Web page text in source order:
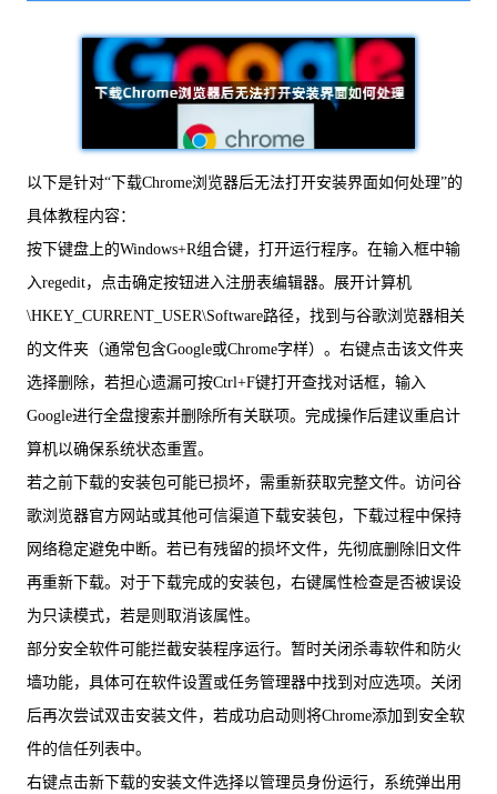
以下是针对“下载Chrome浏览器后无法打开安装界面如何处理”的
具体教程内容：
按下键盘上的Windows+R组合键，打开运行程序。在输入框中输
入regedit，点击确定按钮进入注册表编辑器。展开计算机
\HKEY_CURRENT_USER\Software路径，找到与谷歌浏览器相关
的文件夹（通常包含Google或Chrome字样）。右键点击该文件夹
选择删除，若担心遗漏可按Ctrl+F键打开查找对话框，输入
Google进行全盘搜索并删除所有关联项。完成操作后建议重启计
算机以确保系统状态重置。
若之前下载的安装包可能已损坏，需重新获取完整文件。访问谷
歌浏览器官方网站或其他可信渠道下载安装包，下载过程中保持
网络稳定避免中断。若已有残留的损坏文件，先彻底删除旧文件
再重新下载。对于下载完成的安装包，右键属性检查是否被误设
为只读模式，若是则取消该属性。
部分安全软件可能拦截安装程序运行。暂时关闭杀毒软件和防火
墙功能，具体可在软件设置或任务管理器中找到对应选项。关闭
后再次尝试双击安装文件，若成功启动则将Chrome添加到安全软
件的信任列表中。
右键点击新下载的安装文件选择以管理员身份运行，系统弹出用